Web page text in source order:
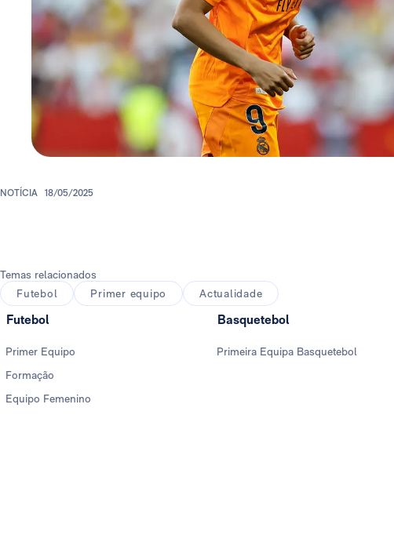
NOTÍCIA 18/05/2025
Temas relacionados
Futebol
Primer equipo Actualidade
Futebol
Primer Equipo
Formação
Equipo Femenino
Basquetebol
Primeira Equipa Basquetebol